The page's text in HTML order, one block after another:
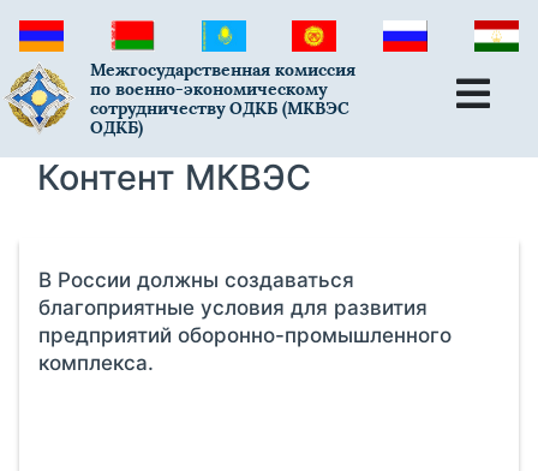
Межгосударственная комиссия
по военно-экономическому
сотрудничеству ОДКБ (МКВЭС
ОДКБ)
Контент МКВЭС
В России должны создаваться
благоприятные условия для развития
предприятий оборонно-промышленного
комплекса.